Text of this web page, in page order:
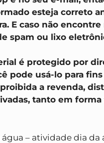
esteja correto
E caso não
spam ou lixo
é protegido por
pode usá-lo para
a revenda,
tanto em
– atividade dia da